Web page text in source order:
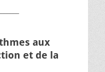
aux
et de la